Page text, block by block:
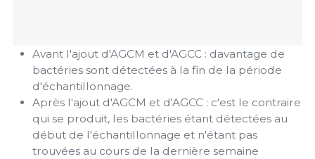
Avant l'ajout d'AGCM et d'AGCC : davantage de
bactéries sont détectées à la fin de la période
d'échantillonnage.
Après l'ajout d'AGCM et d'AGCC : c'est le contraire
qui se produit, les bactéries étant détectées au
début de l'échantillonnage et n'étant pas
trouvées au cours de la dernière semaine